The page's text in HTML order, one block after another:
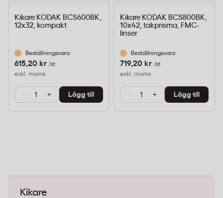
Kikare KODAK BCS600BK,
12x32, kompakt
Beställningsvara
615,20 kr /st
exkl. moms
- + Lägg till
Kikare KODAK BCS800BK,
10x42, takprisma, FMC-
linser
Beställningsvara
719,20 kr /st
exkl. moms
- + Lägg till
Kikare